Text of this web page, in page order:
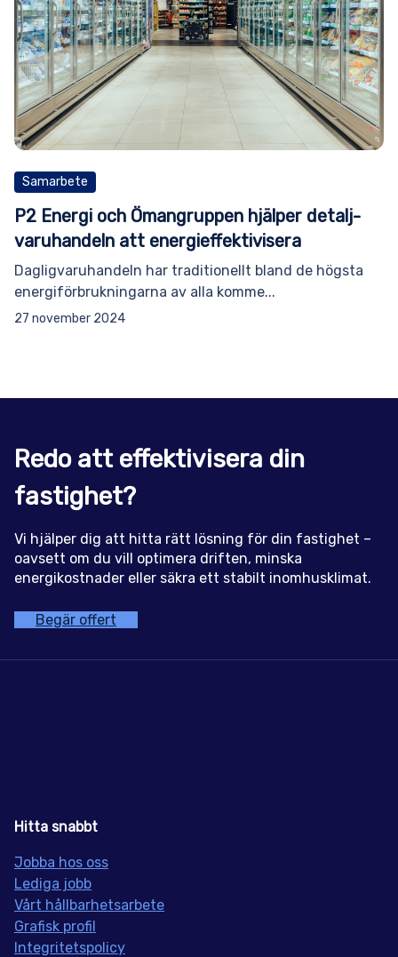
Samarbete
P2 Energi och Ömangruppen hjälper detalj­
varuhandeln att energi­effektivisera­
Dagligvaruhandeln har traditionellt bland de högsta
energiförbrukningarna av alla komme...
27 november 2024
Redo att effektivisera din
fastighet?
Vi hjälper dig att hitta rätt lösning för din fastighet –
oavsett om du vill optimera driften, minska
energikostnader eller säkra ett stabilt inomhusklimat.
Begär offert
Hitta snabbt
Jobba hos oss
Lediga jobb
Vårt hållbarhetsarbete
Grafisk profil
Integritetspolicy